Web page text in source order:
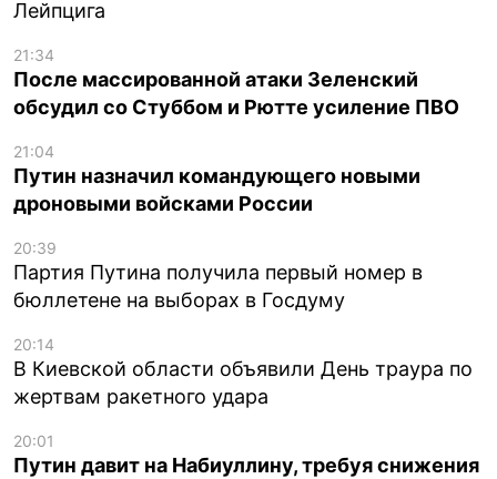
Лейпцига
21:34
После массированной атаки Зеленский
обсудил со Стуббом и Рютте усиление ПВО
21:04
Путин назначил командующего новыми
дроновыми войсками России
20:39
Партия Путина получила первый номер в
бюллетене на выборах в Госдуму
20:14
В Киевской области объявили День траура по
жертвам ракетного удара
20:01
Путин давит на Набиуллину, требуя снижения